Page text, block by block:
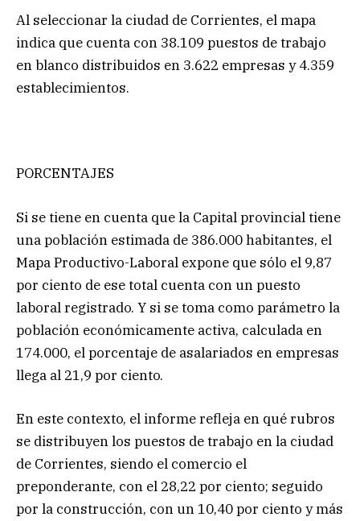
Al seleccionar la ciudad de Corrientes, el mapa
indica que cuenta con 38.109 puestos de trabajo
en blanco distribuidos en 3.622 empresas y 4.359
establecimientos.
PORCENTAJES
Si se tiene en cuenta que la Capital provincial tiene
una población estimada de 386.000 habitantes, el
Mapa Productivo-Laboral expone que sólo el 9,87
por ciento de ese total cuenta con un puesto
laboral registrado. Y si se toma como parámetro la
población económicamente activa, calculada en
174.000, el porcentaje de asalariados en empresas
llega al 21,9 por ciento.
En este contexto, el informe refleja en qué rubros
se distribuyen los puestos de trabajo en la ciudad
de Corrientes, siendo el comercio el
preponderante, con el 28,22 por ciento; seguido
por la construcción, con un 10,40 por ciento y más